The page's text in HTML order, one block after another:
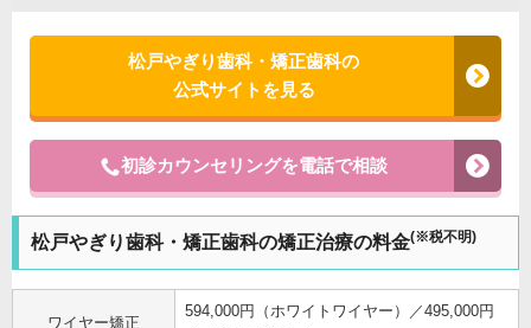
松戸やぎり歯科・矯正歯科の
公式サイトを見る
初診カウンセリングを電話で相談
松戸やぎり歯科・矯正歯科の矯正治療の料金(※税不明)
ワイヤー矯正
594,000円（ホワイトワイヤー）／495,000円